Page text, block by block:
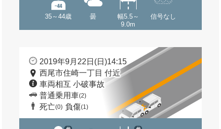
35～44歳 曇
幅5.5～
9.0m
信号なし
2019年9月22日(日)14:15
西尾市住崎一丁目 付近
車両相互 小破事故
普通乗用車(2)
死亡(0) 負傷(1)